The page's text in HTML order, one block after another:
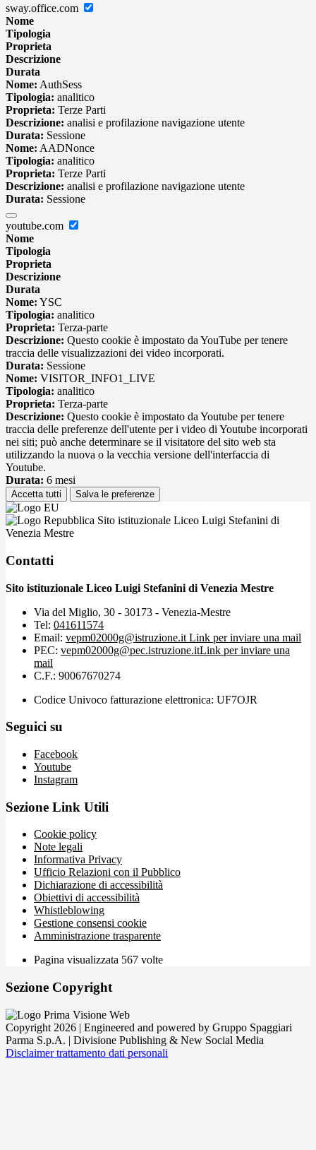
sway.office.com
Nome
Tipologia
Proprieta
Descrizione
Durata
Nome: AuthSess
Tipologia: analitico
Proprieta: Terze Parti
Descrizione: analisi e profilazione navigazione utente
Durata: Sessione
Nome: AADNonce
Tipologia: analitico
Proprieta: Terze Parti
Descrizione: analisi e profilazione navigazione utente
Durata: Sessione
youtube.com
Nome
Tipologia
Proprieta
Descrizione
Durata
Nome: YSC
Tipologia: analitico
Proprieta: Terza-parte
Descrizione: Questo cookie è impostato da YouTube per tenere
traccia delle visualizzazioni dei video incorporati.
Durata: Sessione
Nome: VISITOR_INFO1_LIVE
Tipologia: analitico
Proprieta: Terza-parte
Descrizione: Questo cookie è impostato da Youtube per tenere
traccia delle preferenze dell'utente per i video di Youtube incorporati
nei siti; può anche determinare se il visitatore del sito web sta
utilizzando la nuova o la vecchia versione dell'interfaccia di
Youtube.
Durata: 6 mesi
Accetta tutti Salva le preferenze
Sito istituzionale Liceo Luigi Stefanini di
Venezia Mestre
Contatti
Sito istituzionale Liceo Luigi Stefanini di Venezia Mestre
Via del Miglio, 30 - 30173 - Venezia-Mestre
Tel: 041611574
Email: vepm02000g@istruzione.it Link per inviare una mail
PEC: vepm02000g@pec.istruzione.itLink per inviare una
mail
C.F.: 90067670274
Codice Univoco fatturazione elettronica: UF7OJR
Seguici su
Facebook
Youtube
Instagram
Sezione Link Utili
Cookie policy
Note legali
Informativa Privacy
Ufficio Relazioni con il Pubblico
Dichiarazione di accessibilità
Obiettivi di accessibilità
Whistleblowing
Gestione consensi cookie
Amministrazione trasparente
Pagina visualizzata 567 volte
Sezione Copyright
Copyright 2026 | Engineered and powered by Gruppo Spaggiari
Parma S.p.A. | Divisione Publishing & New Social Media
Disclaimer trattamento dati personali